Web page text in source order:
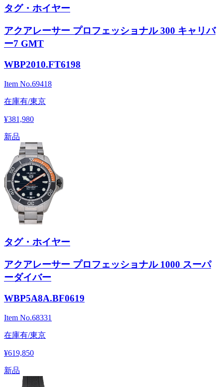
タグ・ホイヤー
アクアレーサー プロフェッショナル 300 キャリバ
ー7 GMT
WBP2010.FT6198
Item No.69418
在庫有/東京
¥381,980
新品
タグ・ホイヤー
アクアレーサー プロフェッショナル 1000 スーパ
ーダイバー
WBP5A8A.BF0619
Item No.68331
在庫有/東京
¥619,850
新品